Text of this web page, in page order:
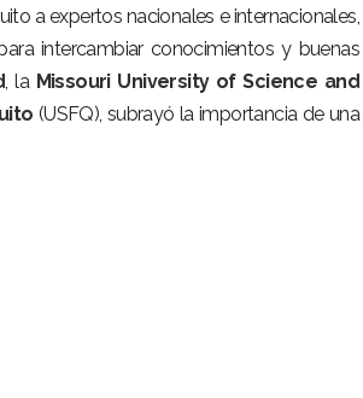
a expertos nacionales e internacionales,
intercambiar conocimientos y buenas
, la Missouri University of Science and
(USFQ), subrayó la importancia de una